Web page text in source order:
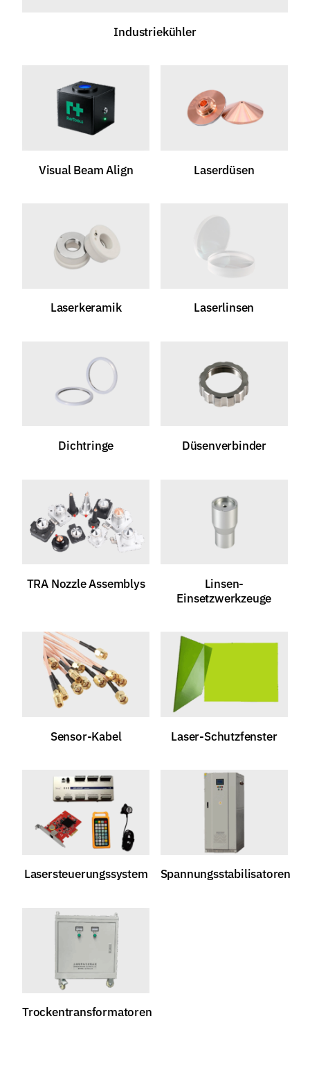
Industriekühler
Visual Beam Align Laserdüsen
Laserkeramik Laserlinsen
Dichtringe Düsenverbinder
TRA Nozzle Assemblys
Linsen-
Einsetzwerkzeuge
Sensor-Kabel Laser-Schutzfenster
Lasersteuerungssystem Spannungsstabilisatoren
Trockentransformatoren